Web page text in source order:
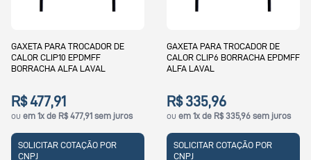
GAXETA PARA TROCADOR DE
CALOR CLIP6 BORRACHA EPDMFF
ALFA LAVAL
R$ 335,96
ou em 1x de R$ 335,96 sem juros
SOLICITAR COTAÇÃO POR
GAXETA PARA TROCADOR DE
CALOR CLIP8 BORRACHA
ALFA LAVAL
R$ 468,31
ou em 1x de R$ 468,31 sem
SOLICITAR COTAÇÃO POR